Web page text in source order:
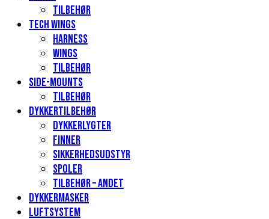
Tilbehør
Tech Wings
Harness
Wings
Tilbehør
Side-mounts
Tilbehør
Dykkertilbehør
Dykkerlygter
Finner
Sikkerhedsudstyr
Spoler
Tilbehør – andet
Dykkermasker
Luftsystem